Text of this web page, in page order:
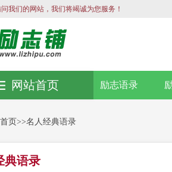
我们的网站，我们将竭诚为您服务！
励志语录
网站首页
首页>>名人经典语录
典语录